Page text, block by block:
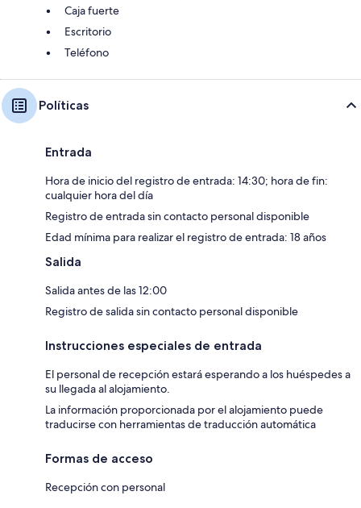
Caja fuerte
Escritorio
Teléfono
Políticas
Entrada
Hora de inicio del registro de entrada: 14:30; hora de fin:
cualquier hora del día
Registro de entrada sin contacto personal disponible
Edad mínima para realizar el registro de entrada: 18 años
Salida
Salida antes de las 12:00
Registro de salida sin contacto personal disponible
Instrucciones especiales de entrada
El personal de recepción estará esperando a los huéspedes a
su llegada al alojamiento.
La información proporcionada por el alojamiento puede
traducirse con herramientas de traducción automática
Formas de acceso
Recepción con personal